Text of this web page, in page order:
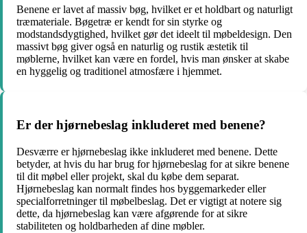
Benene er lavet af massiv bøg, hvilket er et holdbart og naturligt
træmateriale. Bøgetræ er kendt for sin styrke og
modstandsdygtighed, hvilket gør det ideelt til møbeldesign. Den
massivt bøg giver også en naturlig og rustik æstetik til
møblerne, hvilket kan være en fordel, hvis man ønsker at skabe
en hyggelig og traditionel atmosfære i hjemmet.
Er der hjørnebeslag inkluderet med benene?
Desværre er hjørnebeslag ikke inkluderet med benene. Dette
betyder, at hvis du har brug for hjørnebeslag for at sikre benene
til dit møbel eller projekt, skal du købe dem separat.
Hjørnebeslag kan normalt findes hos byggemarkeder eller
specialforretninger til møbelbeslag. Det er vigtigt at notere sig
dette, da hjørnebeslag kan være afgørende for at sikre
stabiliteten og holdbarheden af dine møbler.